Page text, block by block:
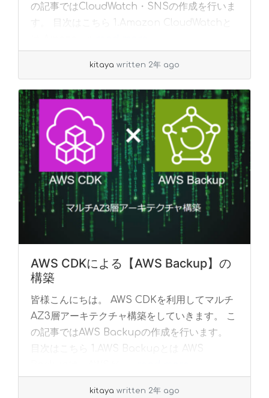
の記事ではCloudWatch・SNSの作成を行いま
す。 目次はこちら 1.Amazon CloudWatchと
kitaya written 2年 ago
AWS CDKによる【AWS Backup】の
構築
皆様こんにちは。 AWS CDKを利用してマルチ
AZ3層アーキテクチャ構築をしていきます。 こ
の記事ではAWS Backupの作成を行います。
目次はこちら 1.AWS Backupとは AWS
kitaya written 2年 ago